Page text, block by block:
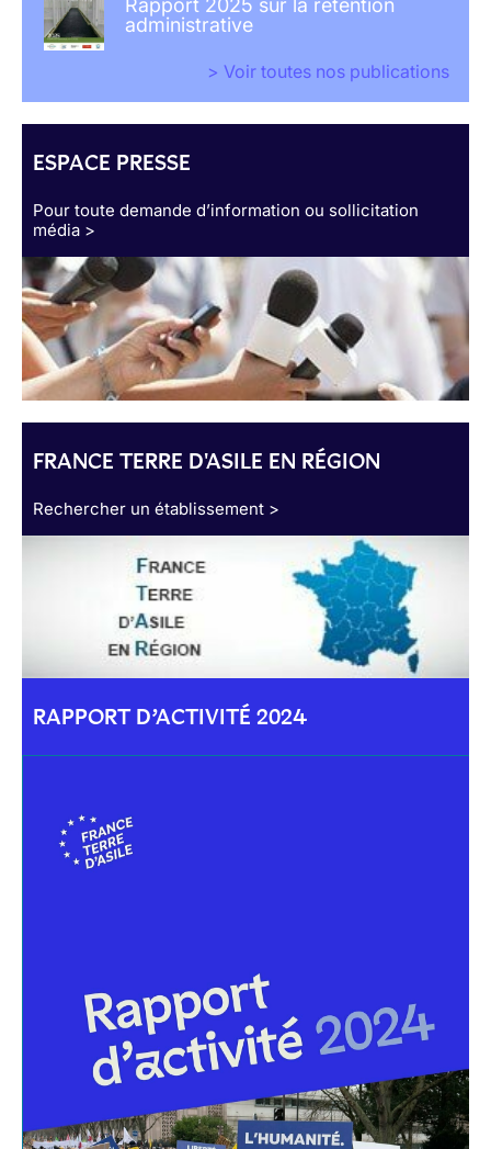
Rapport 2025 sur la rétention
administrative
> Voir toutes nos publications
ESPACE PRESSE
Pour toute demande d’information ou sollicitation
média >
FRANCE TERRE D'ASILE EN RÉGION
Rechercher un établissement >
RAPPORT D’ACTIVITÉ 2024